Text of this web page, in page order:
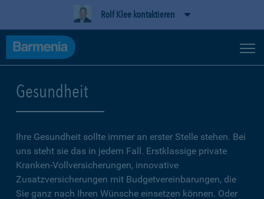
Rolf Klee kontaktieren
Gesundheit
Ihre Gesundheit sollte immer an erster Stelle stehen. Bei
uns steht sie das in jedem Fall. Erstklassige private
Kranken-Vollversicherungen, innovative
Zusatzversicherungen mit Budgetvereinbarungen, die
Sie ganz nach Ihren Wünsche einsetzen können. Oder